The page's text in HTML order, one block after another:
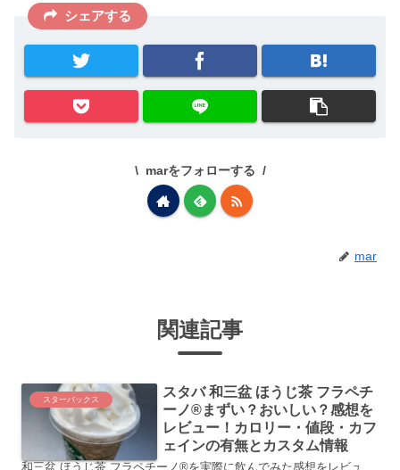
シェアする
marをフォローする
mar
関連記事
スターバックス
スタバ 和三盆 ほうじ茶 フラペチ
ーノ®まずい？おいしい？感想を
レビュー！カロリー・値段・カフ
ェインの有無とカスタム情報
和三盆 ほうじ茶 フラペチーノ®を実際に飲んでみた感想をレビュ